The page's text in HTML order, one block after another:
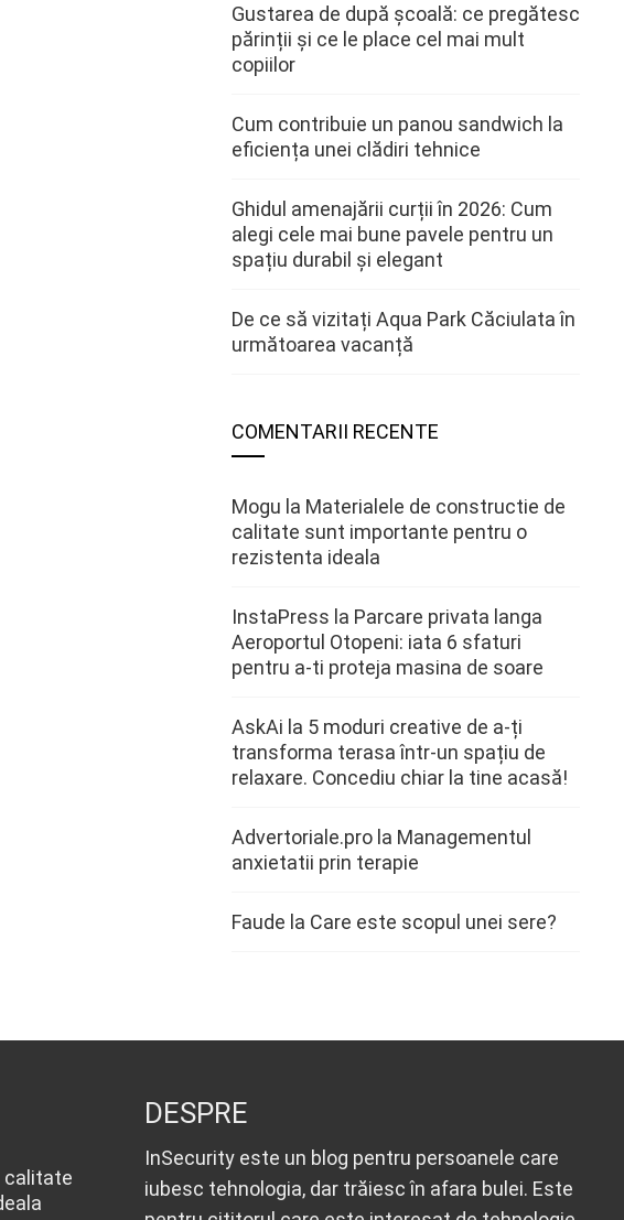
Gustarea de după școală: ce pregătesc
părinții și ce le place cel mai mult
copiilor
Cum contribuie un panou sandwich la
eficiența unei clădiri tehnice
Ghidul amenajării curții în 2026: Cum
alegi cele mai bune pavele pentru un
spațiu durabil și elegant
De ce să vizitați Aqua Park Căciulata în
următoarea vacanță
COMENTARII RECENTE
Mogu la Materialele de constructie de
calitate sunt importante pentru o
rezistenta ideala
InstaPress la Parcare privata langa
Aeroportul Otopeni: iata 6 sfaturi
pentru a-ti proteja masina de soare
AskAi la 5 moduri creative de a-ți
transforma terasa într-un spațiu de
relaxare. Concediu chiar la tine acasă!
Advertoriale.pro la Managementul
anxietatii prin terapie
Faude la Care este scopul unei sere?
calitate
DESPRE
InSecurity este un blog pentru persoanele care
iubesc tehnologia, dar trăiesc în afara bulei. Este